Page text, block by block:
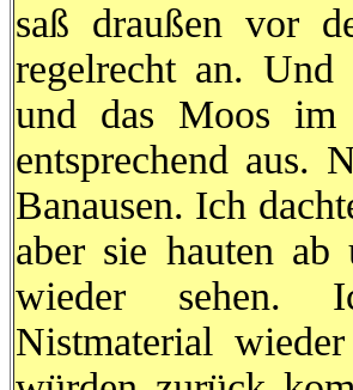
saß draußen vor
regelrecht an.
und das Moos im
entsprechend aus.
Banausen. Ich
aber sie hauten
wieder sehen.
Nistmaterial